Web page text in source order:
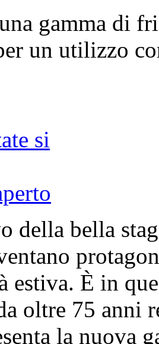
gamma di
un utilizzo
della bella
estiva. È in
oltre 75 anni
la nuova